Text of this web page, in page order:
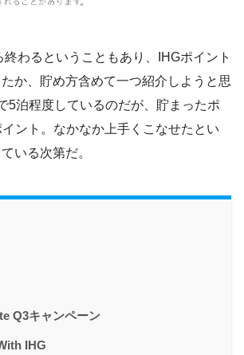
わるということもあり、IHGポイント
か、貯め方含めて一つ紹介しようと思
5泊程度しているのだが、貯まったポ
ント。なかなか上手くこなせたとい
いる次第だ。
Q3キャンペーン
IHG